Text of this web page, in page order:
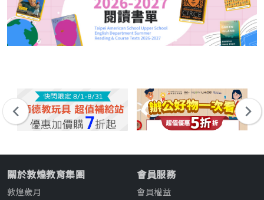
關於敦煌教育集團
敦煌歲月
會員服務
會員權益